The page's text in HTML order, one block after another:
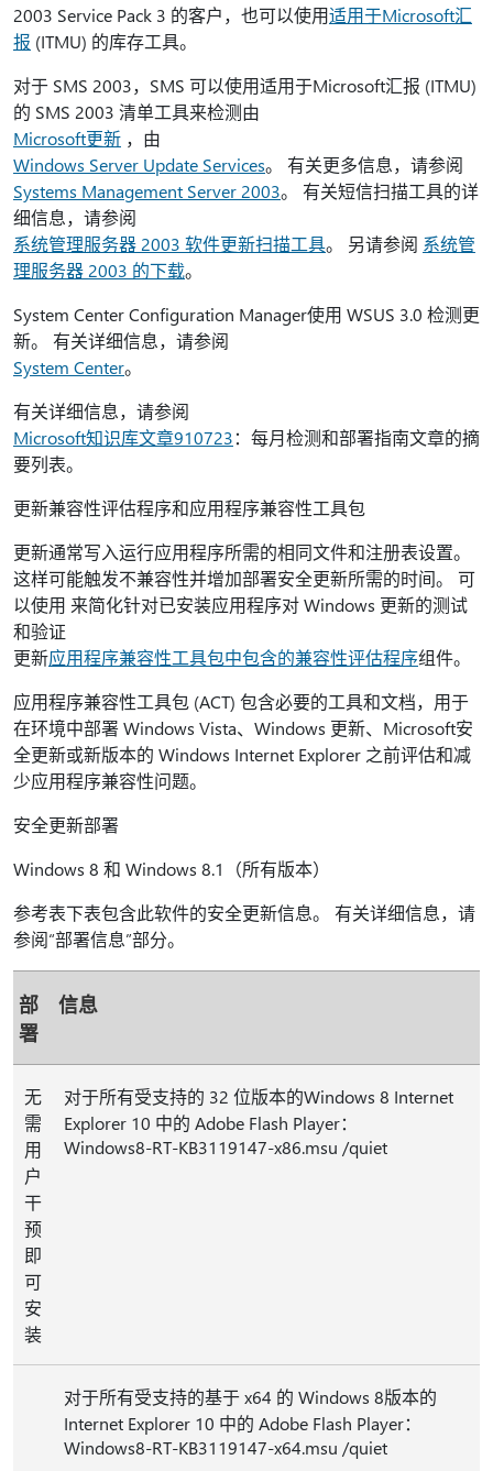
2003 Service Pack 3 的客户，也可以使用适用于Microsoft汇
报 (ITMU) 的库存工具。
对于 SMS 2003，SMS 可以使用适用于Microsoft汇报 (ITMU)
的 SMS 2003 清单工具来检测由
Microsoft更新 ，由
Windows Server Update Services。 有关更多信息，请参阅
Systems Management Server 2003。 有关短信扫描工具的详
细信息，请参阅
系统管理服务器 2003 软件更新扫描工具。 另请参阅 系统管
理服务器 2003 的下载。
System Center Configuration Manager使用 WSUS 3.0 检测更
新。 有关详细信息，请参阅
System Center。
有关详细信息，请参阅
Microsoft知识库文章910723：每月检测和部署指南文章的摘
要列表。
更新兼容性评估程序和应用程序兼容性工具包
更新通常写入运行应用程序所需的相同文件和注册表设置。
这样可能触发不兼容性并增加部署安全更新所需的时间。 可
以使用 来简化针对已安装应用程序对 Windows 更新的测试
和验证
更新应用程序兼容性工具包中包含的兼容性评估程序组件。
应用程序兼容性工具包 (ACT) 包含必要的工具和文档，用于
在环境中部署 Windows Vista、Windows 更新、Microsoft安
全更新或新版本的 Windows Internet Explorer 之前评估和减
少应用程序兼容性问题。
安全更新部署
Windows 8 和 Windows 8.1（所有版本）
参考表下表包含此软件的安全更新信息。 有关详细信息，请
参阅“部署信息”部分。
部
署
信息
无
需
用
户
干
预
即
可
安
装
对于所有受支持的 32 位版本的Windows 8 Internet
Explorer 10 中的 Adobe Flash Player：
Windows8-RT-KB3119147-x86.msu /quiet
对于所有受支持的基于 x64 的 Windows 8版本的
Internet Explorer 10 中的 Adobe Flash Player：
Windows8-RT-KB3119147-x64.msu /quiet